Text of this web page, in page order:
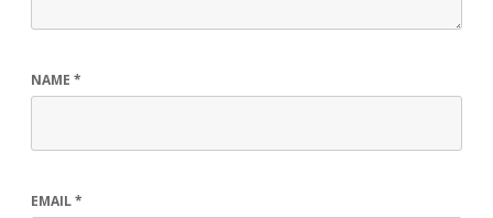
NAME *
EMAIL*